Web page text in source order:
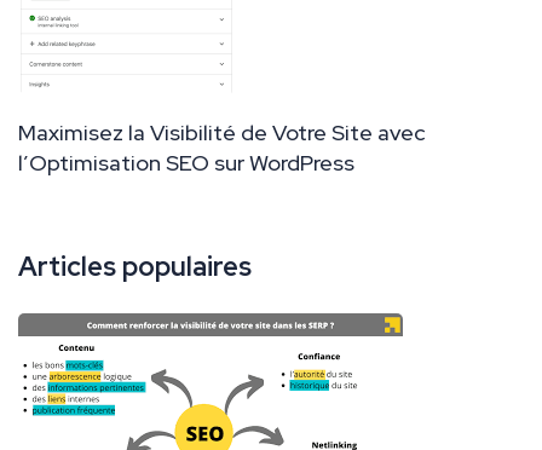
Maximisez la Visibilité de Votre Site avec
l’Optimisation SEO sur WordPress
Articles populaires